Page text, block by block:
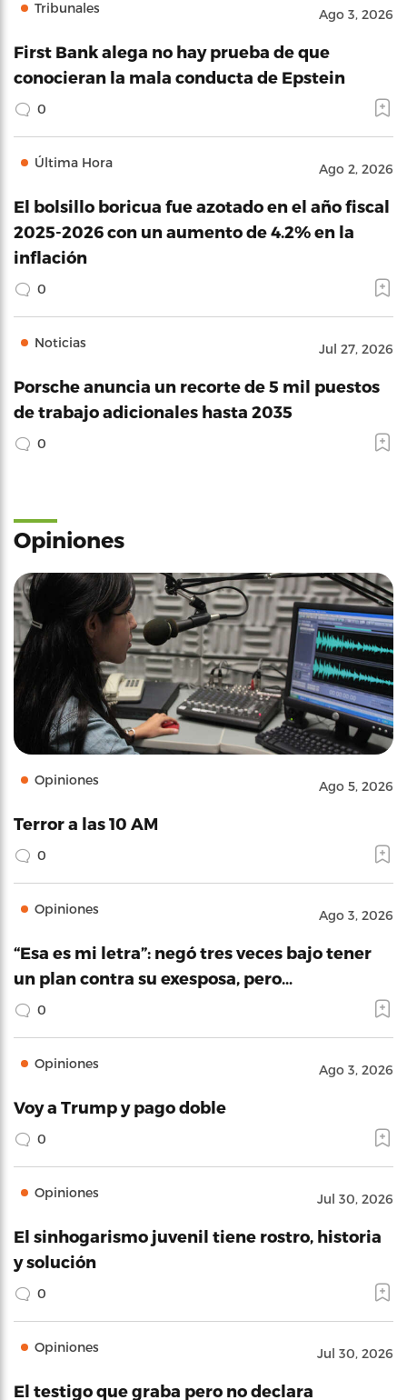
Tribunales Ago 3, 2026
First Bank alega no hay prueba de que
conocieran la mala conducta de Epstein
0
Última Hora Ago 2, 2026
El bolsillo boricua fue azotado en el año fiscal
2025-2026 con un aumento de 4.2% en la
inflación
0
Noticias Jul 27, 2026
Porsche anuncia un recorte de 5 mil puestos
de trabajo adicionales hasta 2035
0
Opiniones
Opiniones Ago 5, 2026
Terror a las 10 AM
0
Opiniones Ago 3, 2026
“Esa es mi letra”: negó tres veces bajo tener
un plan contra su exesposa, pero…
0
Opiniones Ago 3, 2026
Voy a Trump y pago doble
0
Opiniones Jul 30, 2026
El sinhogarismo juvenil tiene rostro, historia
y solución
0
Opiniones Jul 30, 2026
El testigo que graba pero no declara